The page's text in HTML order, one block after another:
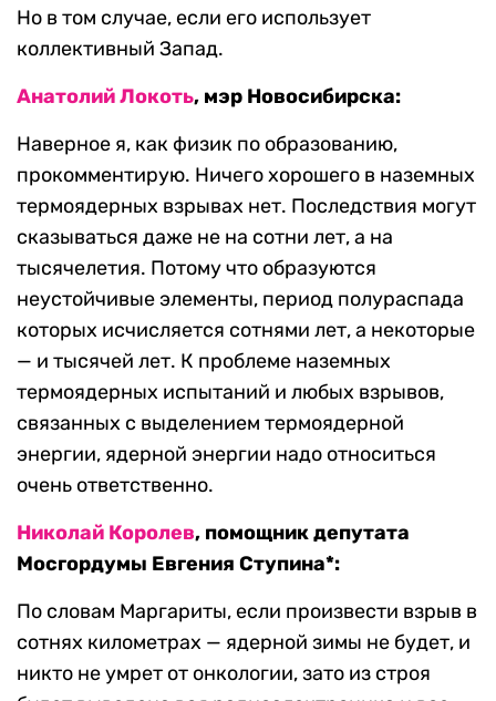
Но в том случае, если его использует
коллективный Запад.
Анатолий Локоть, мэр Новосибирска:
Наверное я, как физик по образованию,
прокомментирую. Ничего хорошего в наземных
термоядерных взрывах нет. Последствия могут
сказываться даже не на сотни лет, а на
тысячелетия. Потому что образуются
неустойчивые элементы, период полураспада
которых исчисляется сотнями лет, а некоторые
— и тысячей лет. К проблеме наземных
термоядерных испытаний и любых взрывов,
связанных с выделением термоядерной
энергии, ядерной энергии надо относиться
очень ответственно.
Николай Королев, помощник депутата
Мосгордумы Евгения Ступина*:
По словам Маргариты, если произвести взрыв в
сотнях километрах — ядерной зимы не будет, и
никто не умрет от онкологии, зато из строя